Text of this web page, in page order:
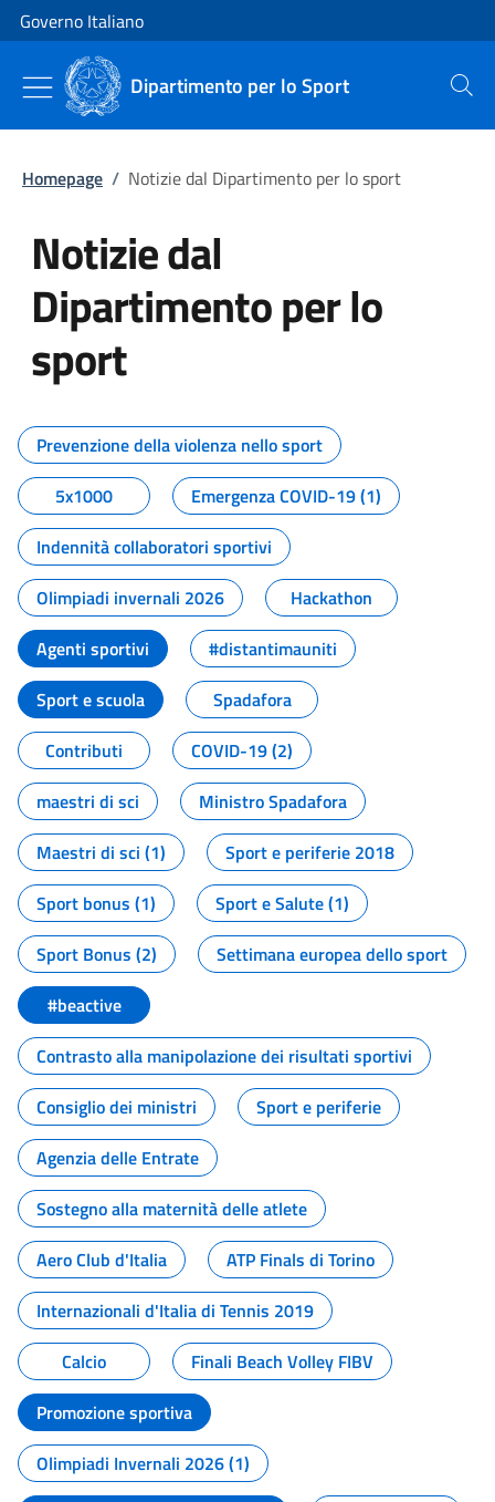
Vai al contenuto
Vai alla navigazione del sito
Governo Italiano
Dipartimento per lo Sport Cerca
Homepage / Notizie dal Dipartimento per lo sport
Notizie dal
Dipartimento per lo
sport
Tutti i contenuti della pagina
Prevenzione della violenza nello sport
5x1000
Emergenza COVID-19 (1)
Indennità collaboratori sportivi
Olimpiadi invernali 2026
Hackathon
Agenti sportivi
#distantimauniti
Sport e scuola
Spadafora
Contributi
COVID-19 (2)
maestri di sci
Ministro Spadafora
Maestri di sci (1)
Sport e periferie 2018
Sport bonus (1)
Sport e Salute (1)
Sport Bonus (2)
Settimana europea dello sport
#beactive
Contrasto alla manipolazione dei risultati sportivi
Consiglio dei ministri
Sport e periferie
Agenzia delle Entrate
Sostegno alla maternità delle atlete
Aero Club d'Italia
ATP Finals di Torino
Internazionali d'Italia di Tennis 2019
Calcio
Finali Beach Volley FIBV
Promozione sportiva
Olimpiadi Invernali 2026 (1)